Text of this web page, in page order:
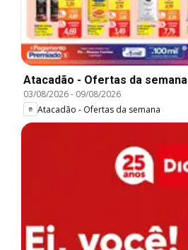
Atacadão - Ofertas da semana
03/08/2026- 09/08/2026
Atacadão - Ofertas da semana